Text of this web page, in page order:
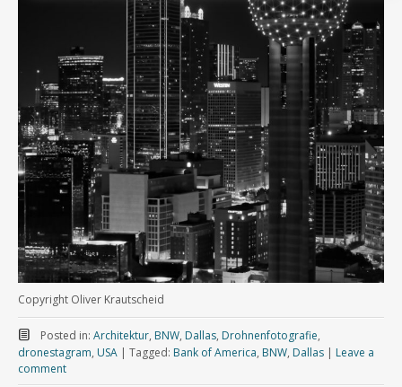
Copyright Oliver Krautscheid
Posted in: Architektur, BNW, Dallas, Drohnenfotografie,
dronestagram, USA | Tagged: Bank of America, BNW, Dallas | Leave a
comment